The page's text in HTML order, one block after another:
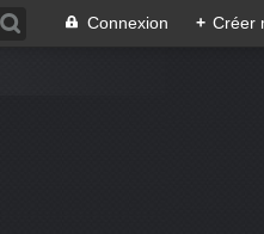
Connexion + Créer